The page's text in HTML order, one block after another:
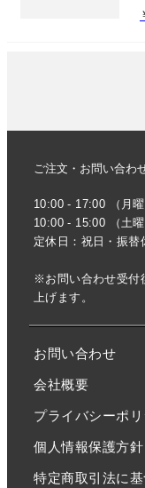
ご注文・お問い合わ
10:00 - 17:00 （月曜
10:00 - 15:00 （土曜
定休日：祝日・振替
※お問い合わせ受付
上げます。
お問い合わせ
会社概要
プライバシーポ
個人情報保護方針
特定商取引法に